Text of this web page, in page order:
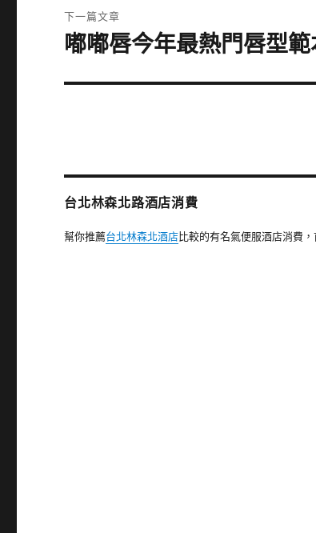
文
章:
下一篇文章
下
篇
嘟嘟唇今年最熱門唇型
台北林森北路酒店消費
幫你推薦台北林森北酒店比較的有名氣便服酒店消費